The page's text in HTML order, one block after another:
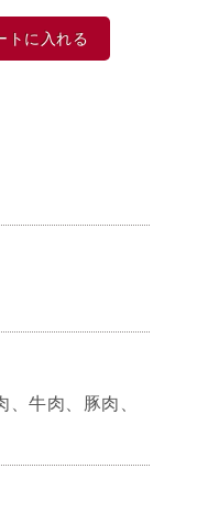
トに入れる
牛肉、豚肉、